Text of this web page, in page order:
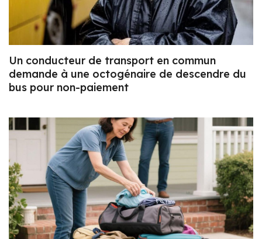
Un conducteur de transport en commun
demande à une octogénaire de descendre du
bus pour non-paiement